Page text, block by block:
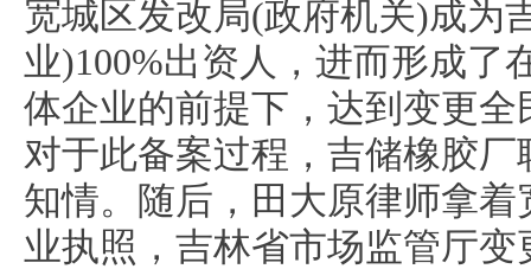
宽城区发改局(政府机关)成为
业)100%出资人，进而形成了
体企业的前提下，达到变更
对于此备案过程，吉储橡胶
知情。随后，田大原律师拿
业执照，吉林省市场监管厅